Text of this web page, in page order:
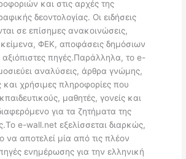
και στις αρχές της
δεοντολογίας. Οι ειδήσεις
σε επίσημες ανακοινώσεις,
κείμενα, ΦΕΚ, αποφάσεις δημόσιων
πηγές.Παράλληλα, το e-
αναλύσεις, άρθρα γνώμης,
και χρήσιμες πληροφορίες που
μαθητές, γονείς και
για τα ζητήματα της
e-wall.net εξελίσσεται διαρκώς,
να αποτελεί μία από τις πλέον
ενημέρωσης για την ελληνική